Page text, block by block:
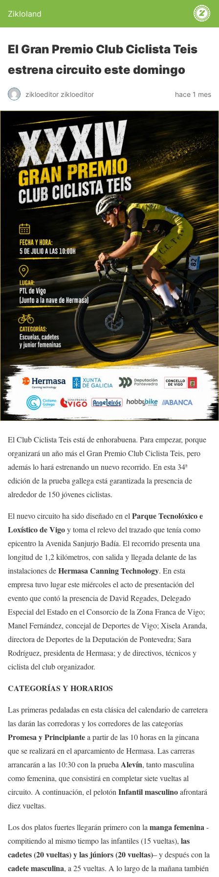
Zikloland
El Gran Premio Club Ciclista Teis
estrena circuito este domingo
zikloeditor zikloeditor hace 1 mes
El Club Ciclista Teis está de enhorabuena. Para empezar, porque
organizará un año más el Gran Premio Club Ciclista Teis, pero
además lo hará estrenando un nuevo recorrido. En esta 34ª
edición de la prueba gallega está garantizada la presencia de
alrededor de 150 jóvenes ciclistas.
El nuevo circuito ha sido diseñado en el Parque Tecnolóxico e
Loxístico de Vigoy toma el relevo del trazado que tenía como
epicentro la Avenida Sanjurjo Badía. El recorrido presenta una
longitud de 1,2 kilómetros, con salida y llegada delante de las
instalaciones deHermasa Canning Technology. En esta
empresa tuvo lugar este miércoles el acto de presentación del
evento que contó la presencia de David Regades, Delegado
Especial del Estado en el Consorcio de la Zona Franca de Vigo;
Manel Fernández, concejal de Deportes de Vigo; Xisela Aranda,
directora de Deportes de la Deputación de Pontevedra; Sara
Rodríguez, presidenta de Hermasa; y de directivos, técnicos y
ciclista del club organizador.
CATEGORÍAS Y HORARIOS
Las primeras pedaladas en esta clásica del calendario de carretera
las darán las corredoras y los corredores de las categorías
Promesa y Principiantea partir de las 10 horas en la gincana
que se realizará en el aparcamiento de Hermasa. Las carreras
arrancarán a las 10:30 con la prueba Alevín, tanto masculina
como femenina, que consistirá en completar siete vueltas al
circuito. A continuación, el pelotón Infantil masculinoafrontará
diez vueltas.
Los dos platos fuertes llegarán primero con la manga femenina-
compitiendo al mismo tiempo las infantiles (15 vueltas), las
cadetes (20 vueltas) y las júniors (20 vueltas)– y después con la
cadete masculina, a 25 vueltas. A lo largo de la mañana también